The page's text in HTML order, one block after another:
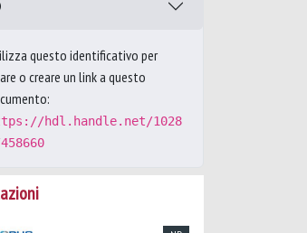
questo identificativo per
o creare un link a questo
hdl.handle.net/1028